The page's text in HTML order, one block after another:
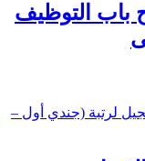
باب التوظيف